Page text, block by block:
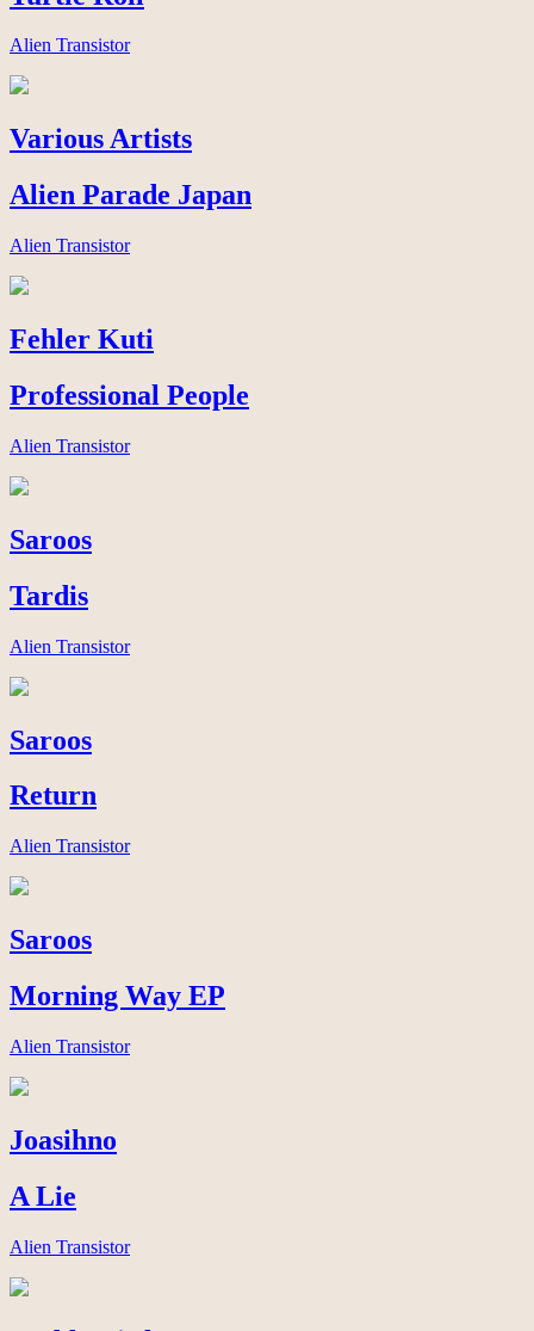
Alien Transistor
Various Artists
Alien Parade Japan
Alien Transistor
Fehler Kuti
Professional People
Alien Transistor
Saroos
Tardis
Alien Transistor
Saroos
Return
Alien Transistor
Saroos
Morning Way EP
Alien Transistor
Joasihno
A Lie
Alien Transistor